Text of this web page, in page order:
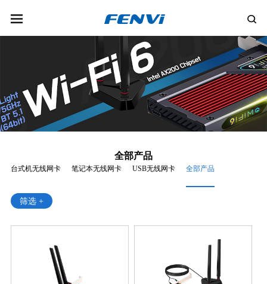
全部产品
台式机无线网卡 笔记本无线网卡 USB无线网卡 全部产品
筛选 +